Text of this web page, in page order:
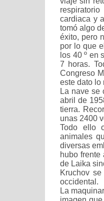
cardiaca y
tomó algo
éxito, pero
por lo que
los 40 º en
7 horas.
Congreso
este dato lo
La nave se
abril de
tierra.
unas 2400
Todo ello
animales
diversas
hubo
de Laika
Kruchov
occidental.
La